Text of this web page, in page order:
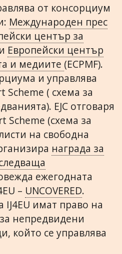
от консорциум
Международен прес
център за
Европейски център
и медиите (ECPMF).
и управлява
( схема за
EJC отговаря
Scheme (схема за
на свободна
награда за
ежегодната
– UNCOVERED.
имат право на
непредвидени
който се управлява